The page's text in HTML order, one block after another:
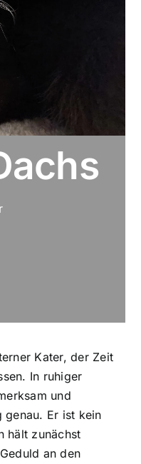
Kater, der Zeit
In ruhiger
und
genau. Er ist kein
hält zunächst
an den